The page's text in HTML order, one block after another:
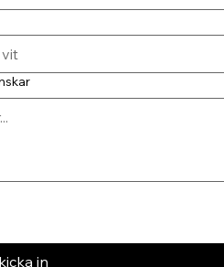
in